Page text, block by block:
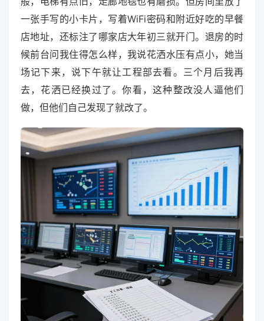
一张手写的小卡片，写着WiFi密码和附近好吃的早餐
店地址，还标注了哪家店大年初三就开门。退房的时
候前台问我住得怎么样，我说花洒水压有点小，她当
场记下来，说下午就让工程部去看。三个月后我再
去，花洒已经换过了。你看，这种整改没人逼他们
做，但他们自己发现了就改了。